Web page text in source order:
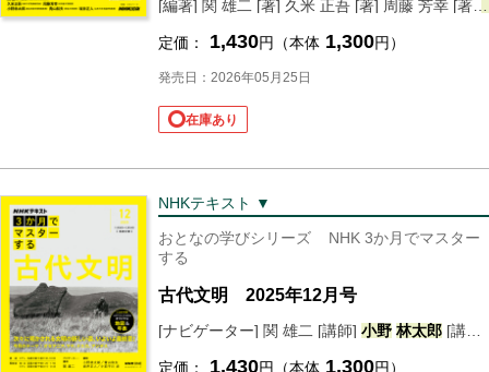
定価： 1,430円（本体 1,300円）
発売日：2026年05月25日
在庫あり
NHKテキスト ▼
おとなの学びシリーズ
NHK 3か月でマスター
する
古代文明 2025年12月号
[ナビゲーター] 関 雄二 [講師] 小野 林太郎 [講師] 青山 和夫 [講師] 坂井 正人 [講師] 小茄子 川 歩
定価： 1,430円（本体 1,300円）